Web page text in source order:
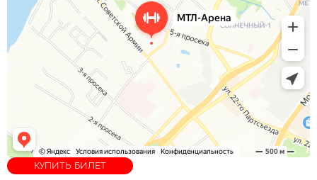
КУПИТЬ БИЛЕТ